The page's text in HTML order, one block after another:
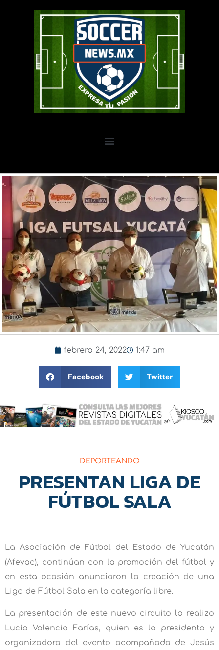
febrero 24, 2022 1:47 am
Facebook Twitter
DEPORTEANDO
PRESENTAN LIGA DE
FÚTBOL SALA
La Asociación de Fútbol del Estado de Yucatán
(Afeyac), continúan con la promoción del fútbol y
en esta ocasión anunciaron la creación de una
Liga de Fútbol Sala en la categoría libre.
La presentación de este nuevo circuito lo realizo
Lucía Valencia Farías, quien es la presidenta y
organizadora del evento acompañada de Jesús